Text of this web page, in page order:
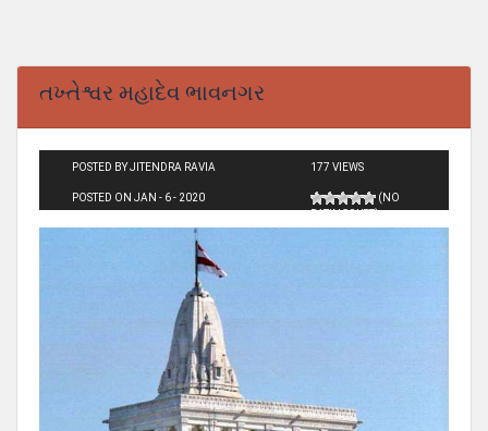
તખ્તેશ્વર મહાદેવ ભાવનગર
POSTED BY JITENDRA RAVIA
POSTED ON JAN - 6 - 2020
177 VIEWS
(NO
RATINGS YET)